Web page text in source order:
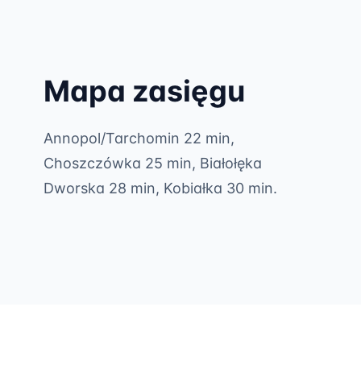
Mapa zasięgu
Annopol/Tarchomin 22 min,
Choszczówka 25 min, Białołęka
Dworska 28 min, Kobiałka 30 min.